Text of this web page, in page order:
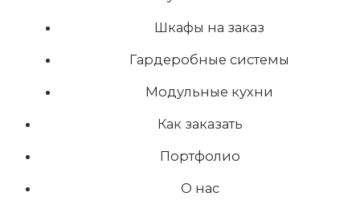
Шкафы на заказ
Гардеробные системы
Модульные кухни
Как заказать
Портфолио
О нас